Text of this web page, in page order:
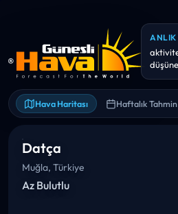
Hava Haritası Haftalık Tahmin
Datça
Muğla, Türkiye
Az Bulutlu